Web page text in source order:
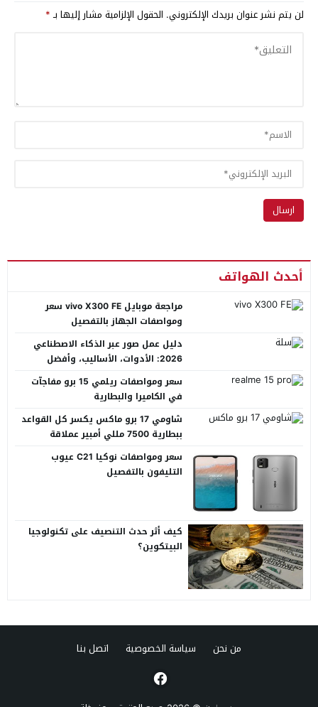
لن يتم نشر عنوان بريدك الإلكتروني. الحقول الإلزامية مشار إليها بـ*
أحدث الهواتف
مراجعة موبايل vivo X300 FE سعر
ومواصفات الجهاز بالتفصيل
دليل عمل صور عبر الذكاء الاصطناعي
2026: الأدوات، الأساليب، وأفضل
سعر ومواصفات ريلمي 15 برو مفاجآت
في الكاميرا والبطارية
شاومي 17 برو ماكس يكسر كل القواعد
ببطارية 7500 مللي أمبير عملاقة
سعر ومواصفات نوكيا C21 عيوب
التليفون بالتفصيل
كيف أثر حدث التنصيف على تكنولوجيا
البيتكوين؟
من نحن سياسة الخصوصية اتصل بنا